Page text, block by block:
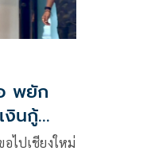
พยัก
งินกู้
ไปเชียงใหม่